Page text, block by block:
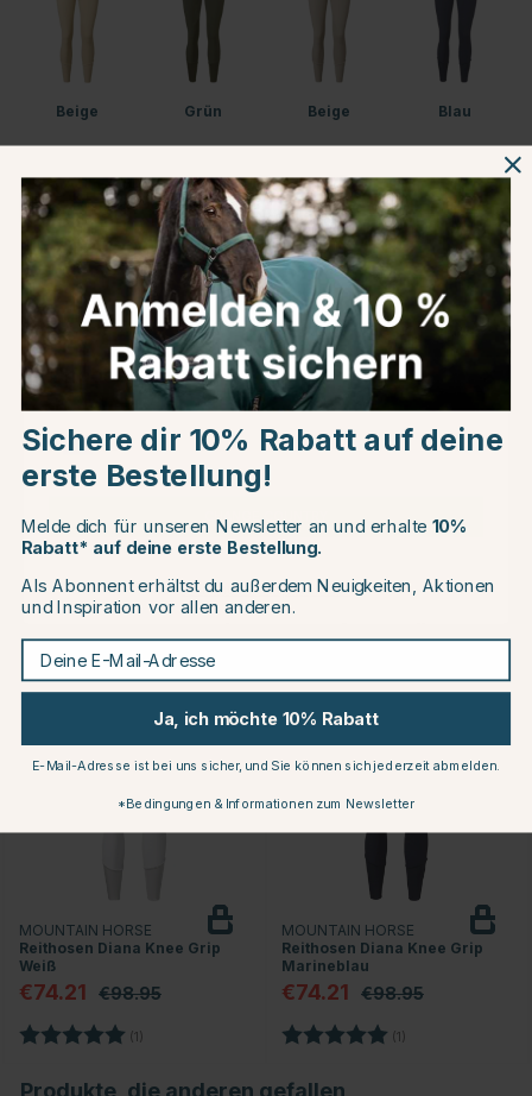
Beige Grün Beige Blau
Weiß Schwarz
Produktinformationen
Über die Marke
25
MOUNTAIN HORSE
Reithosen Diana Knee Grip
Weiß
€74.21 €98.95
Bewertung: (1)
25
MOUNTAIN HORSE
Reithosen Diana Knee Grip
Marineblau
€74.21 €98.95
Bewertung: (1)
Produkte, die anderen gefallen
Choose country
EU
CHANGE COUNTRY
Continue to equinest.de
Sichere dir 10% Rabatt auf deine
erste Bestellung!
Melde dich für unseren Newsletter an und erhalte 10%
Rabatt* auf deine erste Bestellung.
Als Abonnent erhältst du außerdem Neuigkeiten, Aktionen
und Inspiration vor allen anderen.
Deine E-Mail-Adresse
Ja, ich möchte 10% Rabatt
E-Mail-Adresse ist bei uns sicher, und Sie können sich jederzeit abmelden.
*Bedingungen & Informationen zum Newsletter